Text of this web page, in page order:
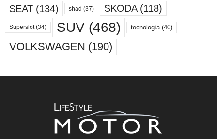
SEAT (134) shad (37) SKODA(118)
Superslot(34) SUV (468) tecnología (40)
VOLKSWAGEN (190)